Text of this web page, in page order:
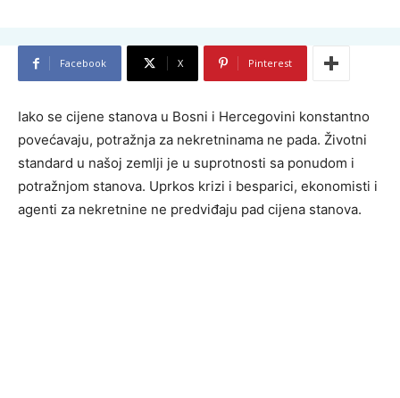
Facebook X Pinterest
Iako se cijene stanova u Bosni i Hercegovini konstantno
povećavaju, potražnja za nekretninama ne pada. Životni
standard u našoj zemlji je u suprotnosti sa ponudom i
potražnjom stanova. Uprkos krizi i besparici, ekonomisti i
agenti za nekretnine ne predviđaju pad cijena stanova.